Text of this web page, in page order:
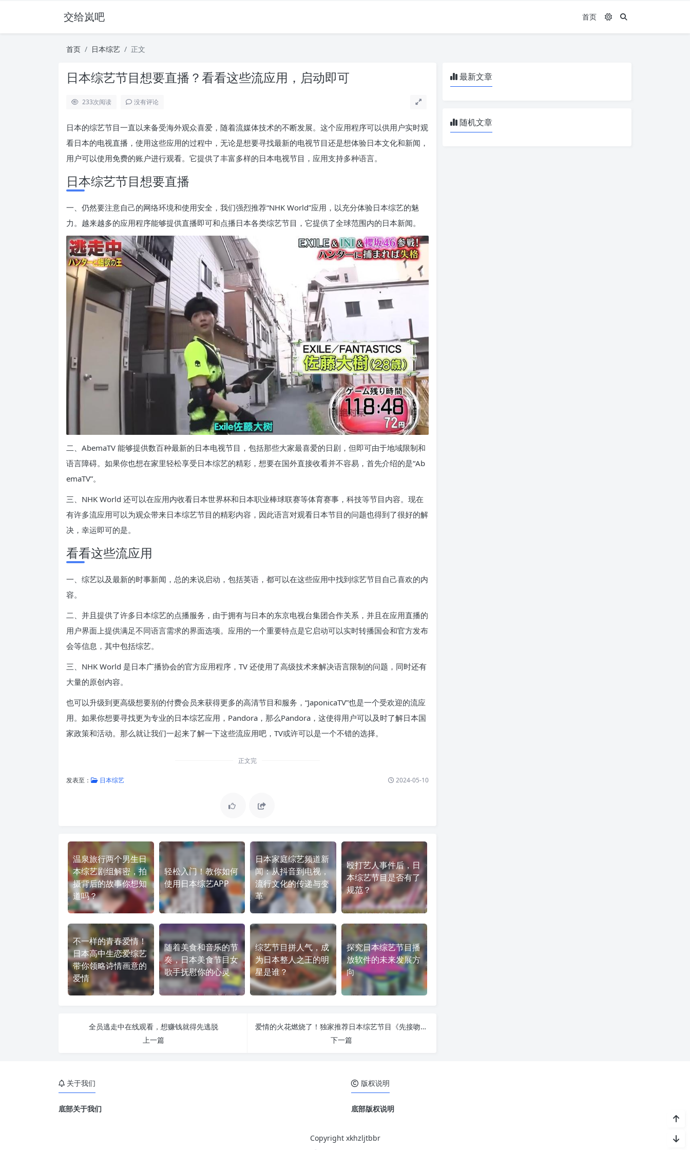
交给岚吧 首页
首页 日本综艺 正文
日本综艺节目想要直播？看看这些流应用，启动即可
233次阅读 没有评论
日本的综艺节目一直以来备受海外观众喜爱，随着流媒体技术的不断发展。这个应用程序可以供用户实时观
看日本的电视直播，使用这些应用的过程中，无论是想要寻找最新的电视节目还是想体验日本文化和新闻，
用户可以使用免费的账户进行观看。它提供了丰富多样的日本电视节目，应用支持多种语言。
日本综艺节目想要直播
一、仍然要注意自己的网络环境和使用安全，我们强烈推荐“NHK World”应用，以充分体验日本综艺的魅
力。越来越多的应用程序能够提供直播即可和点播日本各类综艺节目，它提供了全球范围内的日本新闻。
二、AbemaTV 能够提供数百种最新的日本电视节目，包括那些大家最喜爱的日剧，但即可由于地域限制和
语言障碍。如果你也想在家里轻松享受日本综艺的精彩，想要在国外直接收看并不容易，首先介绍的是“Ab
emaTV”。
三、NHK World 还可以在应用内收看日本世界杯和日本职业棒球联赛等体育赛事，科技等节目内容。现在
有许多流应用可以为观众带来日本综艺节目的精彩内容，因此语言对观看日本节目的问题也得到了很好的解
决，幸运即可的是。
看看这些流应用
一、综艺以及最新的时事新闻，总的来说启动，包括英语，都可以在这些应用中找到综艺节目自己喜欢的内
容。
二、并且提供了许多日本综艺的点播服务，由于拥有与日本的东京电视台集团合作关系，并且在应用直播的
用户界面上提供满足不同语言需求的界面选项。应用的一个重要特点是它启动可以实时转播国会和官方发布
会等信息，其中包括综艺。
三、NHK World 是日本广播协会的官方应用程序，TV 还使用了高级技术来解决语言限制的问题，同时还有
大量的原创内容。
也可以升级到更高级想要别的付费会员来获得更多的高清节目和服务，“JaponicaTV”也是一个受欢迎的流应
用。如果你想要寻找更为专业的日本综艺应用，Pandora，那么Pandora，这使得用户可以及时了解日本国
家政策和活动。那么就让我们一起来了解一下这些流应用吧，TV或许可以是一个不错的选择。
正文完
发表至： 日本综艺 2024-05-10
温泉旅行两个男生日
本综艺剧组解密，拍
摄背后的故事你想知
道吗？
轻松入门！教你如何
使用日本综艺APP
日本家庭综艺频道新
闻：从抖音到电视，
流行文化的传递与变
革
殴打艺人事件后，日
本综艺节目是否有了
规范？
不一样的青春爱情！
日本高中生恋爱综艺
带你领略诗情画意的
爱情
随着美食和音乐的节
奏，日本美食节目女
歌手抚慰你的心灵
综艺节目拼人气，成
为日本整人之王的明
星是谁？
探究日本综艺节目播
放软件的未来发展方
向
全员逃走中在线观看，想赚钱就得先逃脱
上一篇
爱情的火花燃烧了！独家推荐日本综艺节目《先接吻后恋爱》完整版在线观看
下一篇
最新文章
随机文章
关于我们
底部关于我们
版权说明
底部版权说明
Copyright xkhzljtbbr